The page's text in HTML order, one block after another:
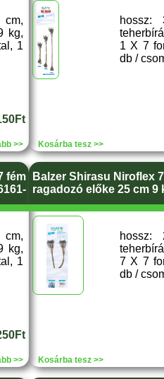
kg,
1
>>
hossz:
1 X 7
db /
Kosárba tesz >>
fém
kg,
1
>>
Balzer Shirasu Niroflex
ragadozó előke 25 cm 9
hossz:
7 X 7
db /
Kosárba tesz >>